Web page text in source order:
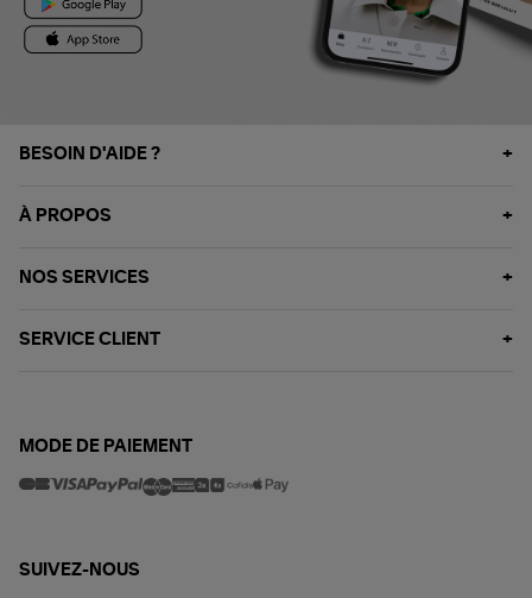
BESOIN D'AIDE ?
À PROPOS
NOS SERVICES
SERVICE CLIENT
MODE DE PAIEMENT
SUIVEZ-NOUS